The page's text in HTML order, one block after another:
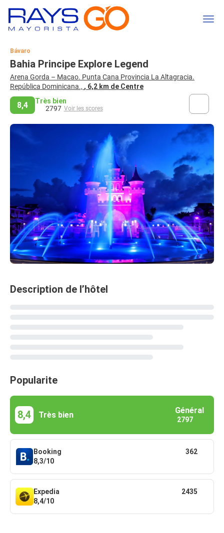
Bávaro
Bahia Principe Explore Legend
Arena Gorda – Macao. Punta Cana Provincia La Altagracia.
República Dominicana., , 6,2 km de Centre
8,4
Très bien
2797 Voir les scores
Description de l’hôtel
Popularite
8,4 Très bien Général
2797
Booking
8,3/10
362
Expedia
8,4/10
2435